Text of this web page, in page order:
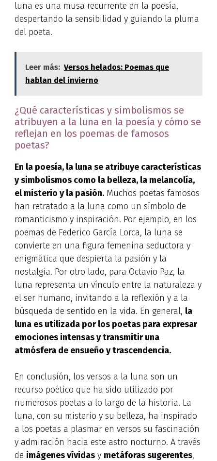
luna es una musa recurrente en la poesía,
despertando la sensibilidad y guiando la pluma
del poeta.
Leer más: Versos helados: Poemas que
hablan del invierno
¿Qué características y simbolismos se
atribuyen a la luna en la poesía y cómo se
reflejan en los poemas de famosos
poetas?
En la poesía, la luna se atribuye características
y simbolismos como la belleza, la melancolía,
el misterio y la pasión. Muchos poetas famosos
han retratado a la luna como un símbolo de
romanticismo y inspiración. Por ejemplo, en los
poemas de Federico García Lorca, la luna se
convierte en una figura femenina seductora y
enigmática que despierta la pasión y la
nostalgia. Por otro lado, para Octavio Paz, la
luna representa un vínculo entre la naturaleza y
el ser humano, invitando a la reflexión y a la
búsqueda de sentido en la vida. En general, la
luna es utilizada por los poetas para expresar
emociones intensas y transmitir una
atmósfera de ensueño y trascendencia.
En conclusión, los versos a la luna son un
recurso poético que ha sido utilizado por
numerosos poetas a lo largo de la historia. La
luna, con su misterio y su belleza, ha inspirado
a los poetas a plasmar en versos su fascinación
y admiración hacia este astro nocturno. A través
de imágenes vívidas y metáforas sugerentes,